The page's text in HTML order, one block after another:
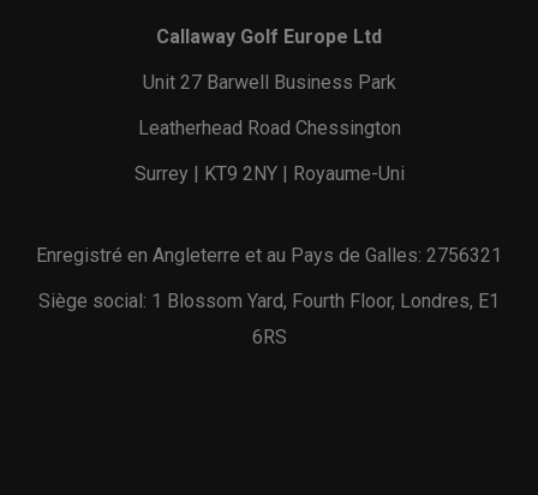
Callaway Golf Europe Ltd
Unit 27 Barwell Business Park
Leatherhead Road Chessington
Surrey | KT9 2NY | Royaume-Uni
Enregistré en Angleterre et au Pays de Galles: 2756321
Siège social: 1 Blossom Yard, Fourth Floor, Londres, E1
6RS